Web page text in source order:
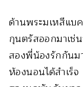
ด้านพระมเหสีแบ
กุนตรัสออกมาเช่
สองพี่น้องรักกันม
ห้องนอนได้สำเร็